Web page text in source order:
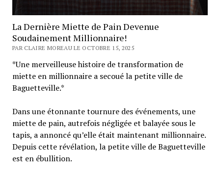
La Dernière Miette de Pain Devenue
Soudainement Millionnaire!
PAR CLAIRE MOREAU LE OCTOBRE 15, 2025
*Une merveilleuse histoire de transformation de
miette en millionnaire a secoué la petite ville de
Baguetteville.*
Dans une étonnante tournure des événements, une
miette de pain, autrefois négligée et balayée sous le
tapis, a annoncé qu’elle était maintenant millionnaire.
Depuis cette révélation, la petite ville de Baguetteville
est en ébullition.